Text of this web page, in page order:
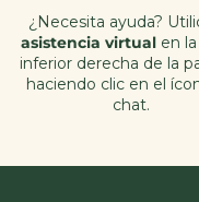
¿Necesita ayuda?
asistencia virtualen la
inferior derecha de la
haciendo clic en el
chat.